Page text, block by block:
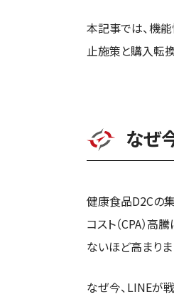
本記事では、機
止施策と購入転
なぜ
健康食品D2Cの
コスト（CPA）
ないほど高まりま
なぜ今、LINEが